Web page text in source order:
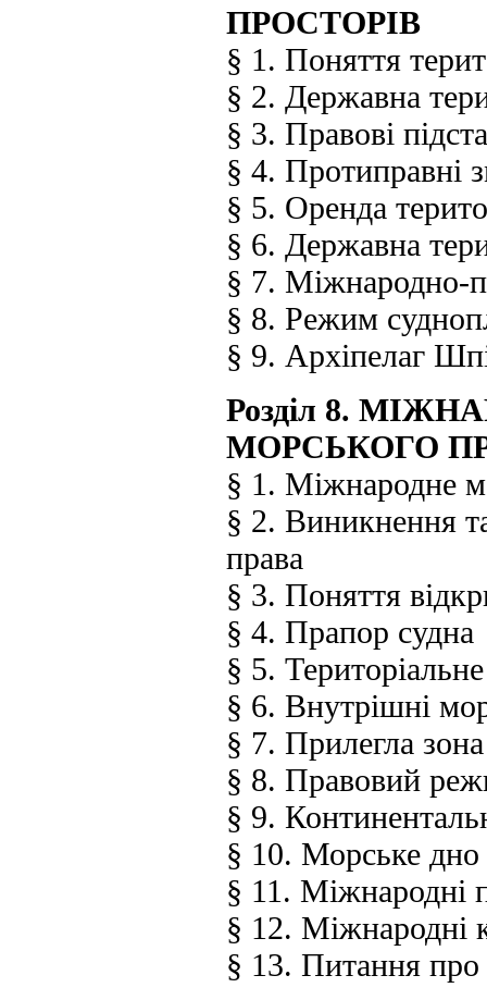
ПРОСТОРІВ
§ 1. Поняття
§ 2. Державна
§ 3. Правові
§ 4. Протиправні
§ 5. Оренда
§ 6. Державна
§ 7. Міжнародно-
§ 8. Режим
§ 9. Архіпелаг
Розділ 8.
МОРСЬКОГО
§ 1. Міжнародне
§ 2. Виникнення
права
§ 3. Поняття
§ 4. Прапор судна
§ 5.
§ 6. Внутрішні
§ 7. Прилегла зона
§ 8. Правовий
§ 9.
§ 10. Морське дно
§ 11. Міжнародні
§ 12. Міжнародні
§ 13. Питання